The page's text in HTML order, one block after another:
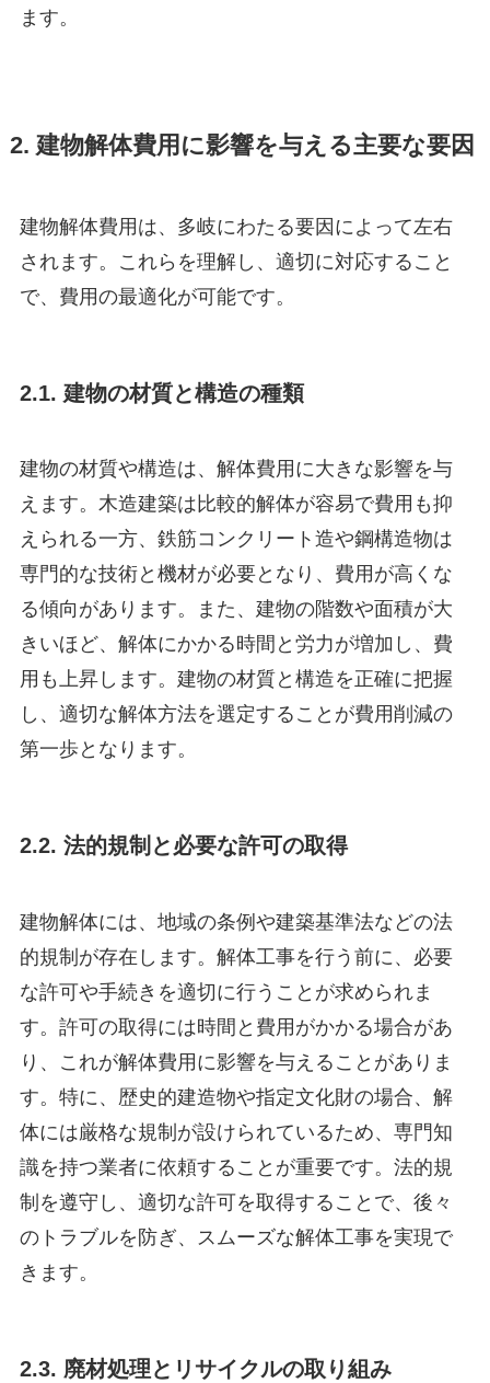
ます。
2. 建物解体費用に影響を与える主要な要因
建物解体費用は、多岐にわたる要因によって左右
されます。これらを理解し、適切に対応すること
で、費用の最適化が可能です。
2.1. 建物の材質と構造の種類
建物の材質や構造は、解体費用に大きな影響を与
えます。木造建築は比較的解体が容易で費用も抑
えられる一方、鉄筋コンクリート造や鋼構造物は
専門的な技術と機材が必要となり、費用が高くな
る傾向があります。また、建物の階数や面積が大
きいほど、解体にかかる時間と労力が増加し、費
用も上昇します。建物の材質と構造を正確に把握
し、適切な解体方法を選定することが費用削減の
第一歩となります。
2.2. 法的規制と必要な許可の取得
建物解体には、地域の条例や建築基準法などの法
的規制が存在します。解体工事を行う前に、必要
な許可や手続きを適切に行うことが求められま
す。許可の取得には時間と費用がかかる場合があ
り、これが解体費用に影響を与えることがありま
す。特に、歴史的建造物や指定文化財の場合、解
体には厳格な規制が設けられているため、専門知
識を持つ業者に依頼することが重要です。法的規
制を遵守し、適切な許可を取得することで、後々
のトラブルを防ぎ、スムーズな解体工事を実現で
きます。
2.3. 廃材処理とリサイクルの取り組み